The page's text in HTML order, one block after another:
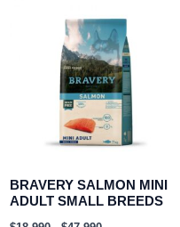
BRAVERY SALMON MINI
ADULT SMALL BREEDS
de
precios:
desde
$18.990
hasta
$47.990